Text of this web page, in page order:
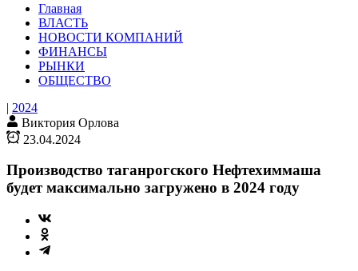
Главная
ВЛАСТЬ
НОВОСТИ КОМПАНИЙ
ФИНАНСЫ
РЫНКИ
ОБЩЕСТВО
| 2024
Виктория Орлова
23.04.2024
Производство таганрогского Нефтехиммаша
будет максимально загружено в 2024 году